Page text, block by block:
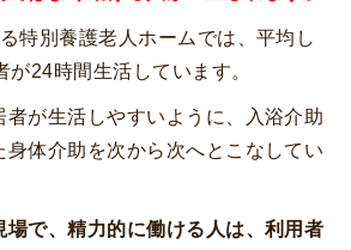
特別養護老人ホームでは、平均し
24時間生活しています。
者が生活しやすいように、入浴介助
身体介助を次から次へとこなしてい
場で、精力的に働ける人は、利用者